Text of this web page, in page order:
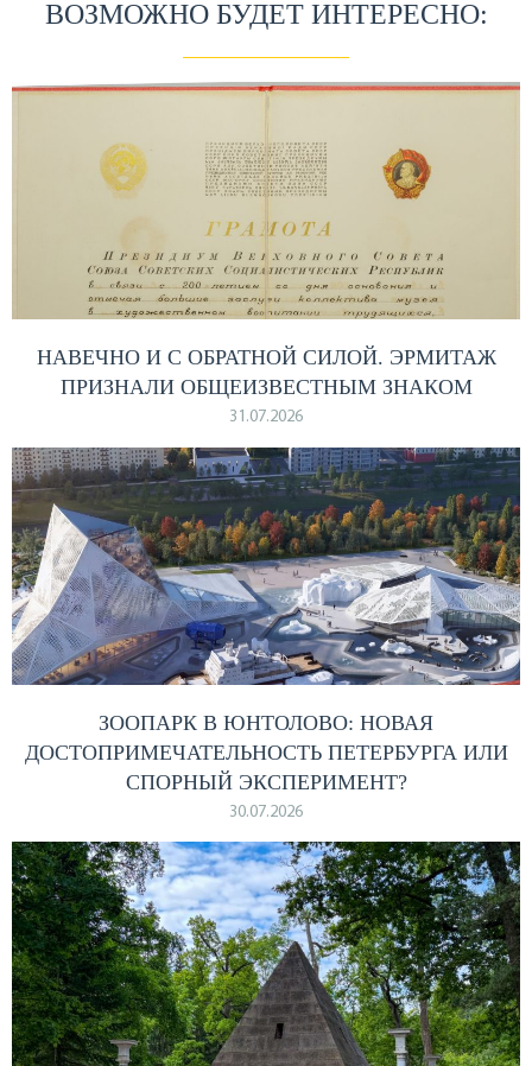
ВОЗМОЖНО БУДЕТ ИНТЕРЕСНО:
НАВЕЧНО И С ОБРАТНОЙ СИЛОЙ. ЭРМИТАЖ
ПРИЗНАЛИ ОБЩЕИЗВЕСТНЫМ ЗНАКОМ
31.07.2026
ЗООПАРК В ЮНТОЛОВО: НОВАЯ
ДОСТОПРИМЕЧАТЕЛЬНОСТЬ ПЕТЕРБУРГА ИЛИ
СПОРНЫЙ ЭКСПЕРИМЕНТ?
30.07.2026